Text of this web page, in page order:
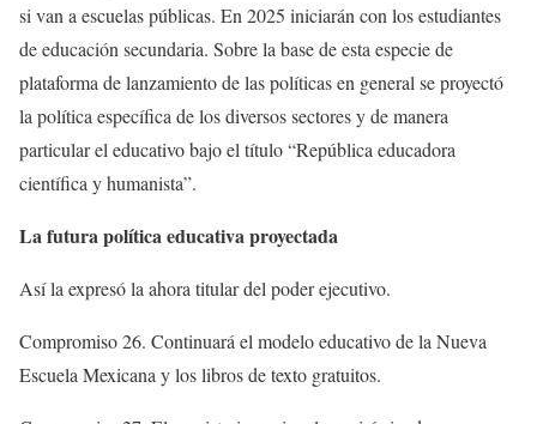
si van a escuelas públicas. En 2025 iniciarán con los estudiantes
de educación secundaria. Sobre la base de esta especie de
plataforma de lanzamiento de las políticas en general se proyectó
la política específica de los diversos sectores y de manera
particular el educativo bajo el título “República educadora
científica y humanista”.
La futura política educativa proyectada
Así la expresó la ahora titular del poder ejecutivo.
Compromiso 26. Continuará el modelo educativo de la Nueva
Escuela Mexicana y los libros de texto gratuitos.